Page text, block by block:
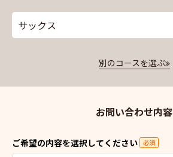
サックス
別のコースを選ぶ
お問い合わせ内容
ご希望の内容を選択してください 必須